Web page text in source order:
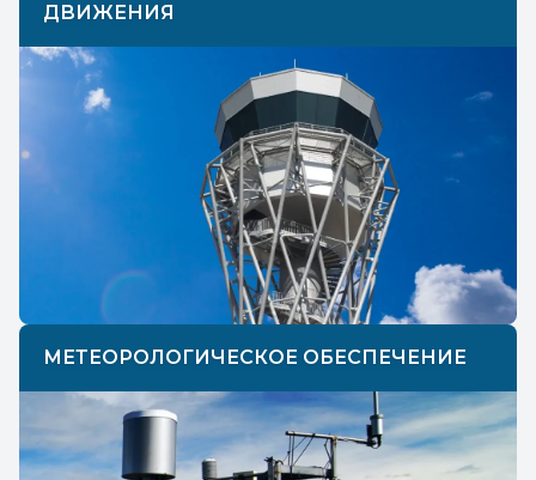
ДВИЖЕНИЯ
МЕТЕОРОЛОГИЧЕСКОЕ ОБЕСПЕЧЕНИЕ